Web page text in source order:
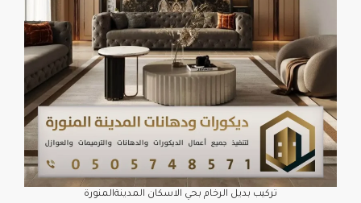
تركيب بديل الرخام بحي الاسكان المدينةالمنورة